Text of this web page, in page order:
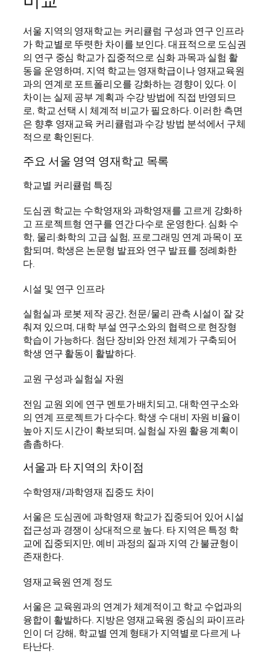
서울 지역의 영재학교는 커리큘럼 구성과 연구 인프라
가 학교별로 뚜렷한 차이를 보인다. 대표적으로 도심권
의 연구 중심 학교가 집중적으로 심화 과목과 실험 활
동을 운영하며, 지역 학교는 영재학급이나 영재교육원
과의 연계로 포트폴리오를 강화하는 경향이 있다. 이
차이는 실제 공부 계획과 수강 방법에 직접 반영되므
로, 학교 선택 시 체계적 비교가 필요하다. 이러한 측면
은 향후 영재교육 커리큘럼과 수강 방법 분석에서 구체
적으로 확인된다.
주요 서울 영역 영재학교 목록
학교별 커리큘럼 특징
도심권 학교는 수학영재와 과학영재를 고르게 강화하
고 프로젝트형 연구를 연간 다수로 운영한다. 심화 수
학, 물리·화학의 고급 실험, 프로그래밍 연계 과목이 포
함되며, 학생은 논문형 발표와 연구 발표를 정례화한
다.
시설 및 연구 인프라
실험실과 로봇 제작 공간, 천문/물리 관측 시설이 잘 갖
춰져 있으며, 대학 부설 연구소와의 협력으로 현장형
학습이 가능하다. 첨단 장비와 안전 체계가 구축되어
학생 연구 활동이 활발하다.
교원 구성과 실험실 자원
전임 교원 외에 연구 멘토가 배치되고, 대학·연구소와
의 연계 프로젝트가 다수다. 학생 수 대비 자원 비율이
높아 지도 시간이 확보되며, 실험실 자원 활용 계획이
촘촘하다.
서울과 타 지역의 차이점
수학영재/과학영재 집중도 차이
서울은 도심권에 과학영재 학교가 집중되어 있어 시설
접근성과 경쟁이 상대적으로 높다. 타 지역은 특정 학
교에 집중되지만, 예비 과정의 질과 지역 간 불균형이
존재한다.
영재교육원 연계 정도
서울은 교육원과의 연계가 체계적이고 학교 수업과의
융합이 활발하다. 지방은 영재교육원 중심의 파이프라
인이 더 강해, 학교별 연계 형태가 지역별로 다르게 나
타난다.